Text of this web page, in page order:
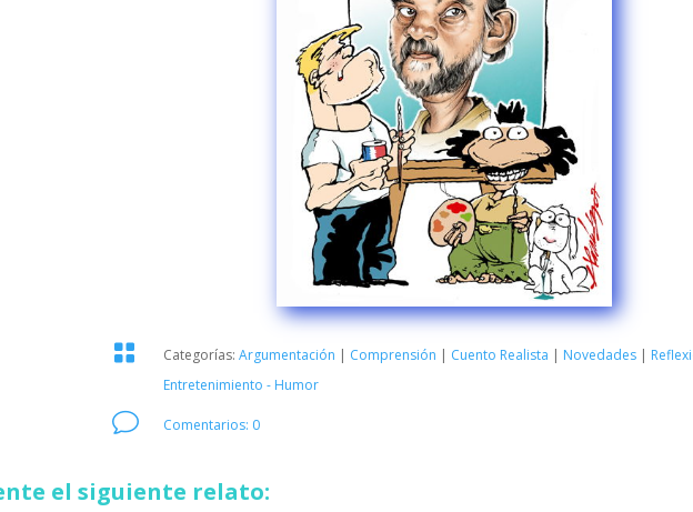
 Categorías: Argumentación | Comprensión | Cuento Realista | Novedades |
Entretenimiento - Humor
v Comentarios: 0
el siguiente relato: